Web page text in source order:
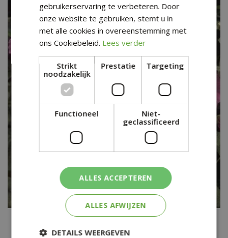
Stokroos
Alcea rosea
gebruikerservaring te verbeteren. Door
onze website te gebruiken, stemt u in
met alle cookies in overeenstemming met
ons Cookiebeleid. Lees verder
Strikt
noodzakelijk
Prestatie Targeting
Functioneel
Niet-
geclassificeerd
ALLES ACCEPTEREN
ALLES AFWIJZEN
DETAILS WEERGEVEN